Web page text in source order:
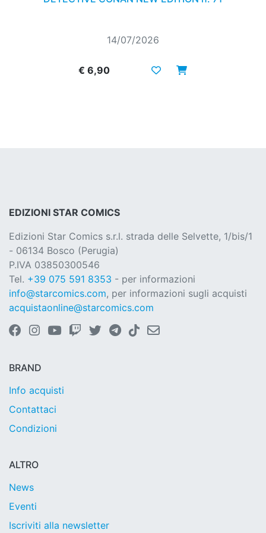
14/07/2026
€ 6,90
EDIZIONI STAR COMICS
Edizioni Star Comics s.r.l. strada delle Selvette, 1/bis/1
- 06134 Bosco (Perugia)
P.IVA 03850300546
Tel. +39 075 591 8353 - per informazioni
info@starcomics.com, per informazioni sugli acquisti
acquistaonline@starcomics.com
BRAND
Info acquisti
Contattaci
Condizioni
ALTRO
News
Eventi
Iscriviti alla newsletter